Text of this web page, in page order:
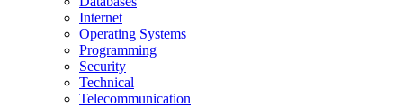
Internet
Operating Systems
Programming
Security
Technical
Telecommunication